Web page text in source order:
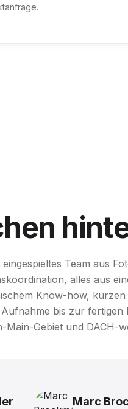
eingespieltes Team aus
alles aus
Know-how,
bis zur fertigen
Gebiet und DACH-
Marc